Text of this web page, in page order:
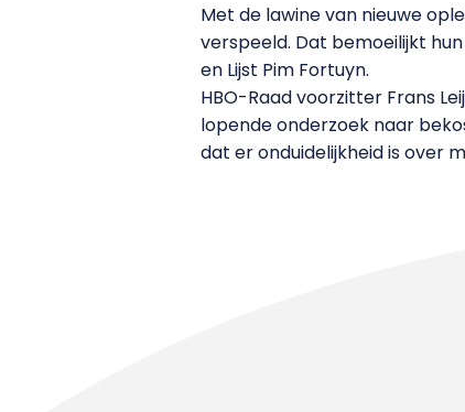
Met de lawine van nieuwe
verspeeld. Dat bemoeilijkt
en Lijst Pim Fortuyn.
HBO-Raad voorzitter Frans
lopende onderzoek naar
dat er onduidelijkheid is over